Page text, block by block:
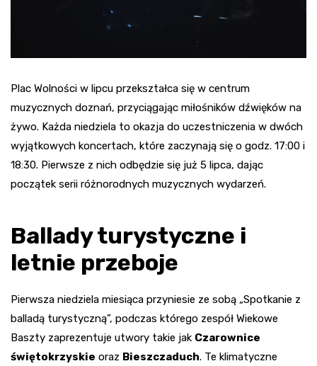
Plac Wolności w lipcu przekształca się w centrum
muzycznych doznań, przyciągając miłośników dźwięków na
żywo. Każda niedziela to okazja do uczestniczenia w dwóch
wyjątkowych koncertach, które zaczynają się o godz. 17:00 i
18:30. Pierwsze z nich odbędzie się już 5 lipca, dając
początek serii różnorodnych muzycznych wydarzeń.
Ballady turystyczne i
letnie przeboje
Pierwsza niedziela miesiąca przyniesie ze sobą „Spotkanie z
balladą turystyczną”, podczas którego zespół Wiekowe
Baszty zaprezentuje utwory takie jak Czarownice
świętokrzyskie oraz Bieszczaduch. Te klimatyczne